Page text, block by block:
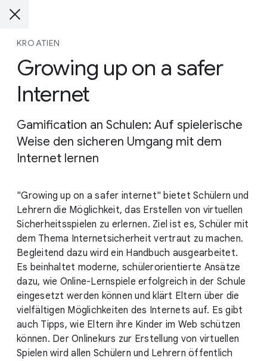
KROATIEN
Growing up on a safer
Internet
Gamification an Schulen: Auf spielerische
Weise den sicheren Umgang mit dem
Internet lernen
"Growing up on a safer internet" bietet Schülern und
Lehrern die Möglichkeit, das Erstellen von virtuellen
Sicherheitsspielen zu erlernen. Ziel ist es, Schüler mit
dem Thema Internetsicherheit vertraut zu machen.
Begleitend dazu wird ein Handbuch ausgearbeitet.
Es beinhaltet moderne, schülerorientierte Ansätze
dazu, wie Online-Lernspiele erfolgreich in der Schule
eingesetzt werden können und klärt Eltern über die
vielfältigen Möglichkeiten des Internets auf. Es gibt
auch Tipps, wie Eltern ihre Kinder im Web schützen
können. Der Onlinekurs zur Erstellung von virtuellen
Spielen wird allen Schülern und Lehrern öffentlich